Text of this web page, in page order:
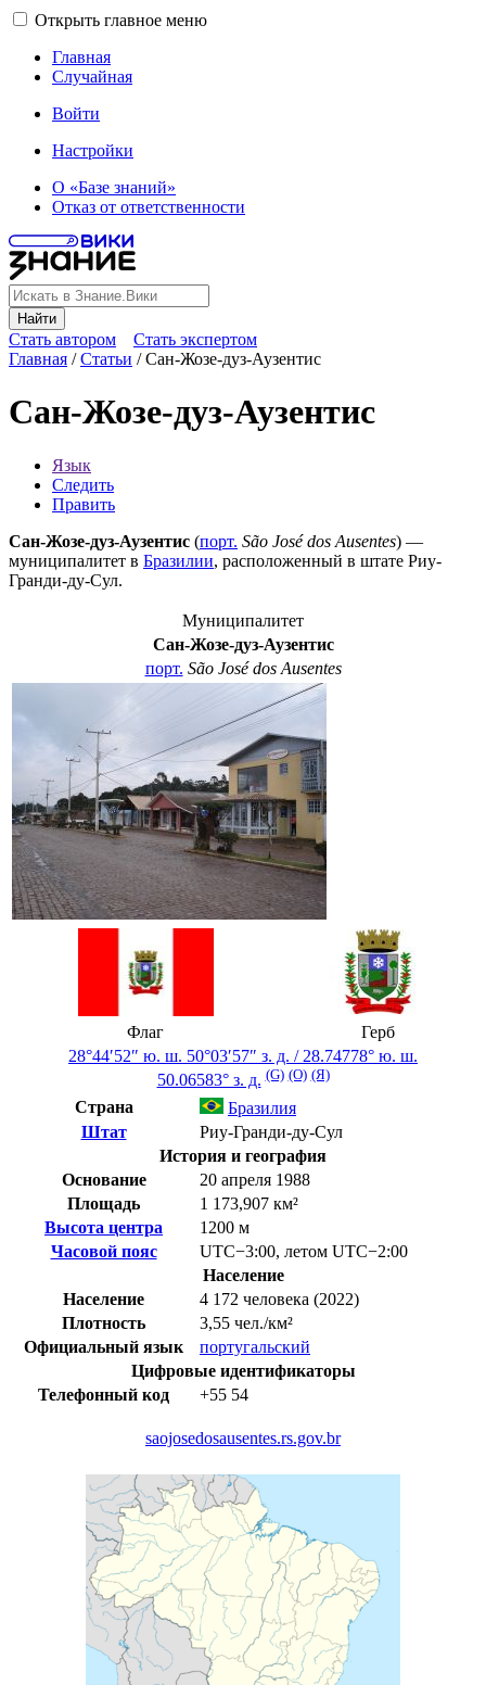
Открыть главное меню
Главная
Случайная
Войти
Настройки
О «Базе знаний»
Отказ от ответственности
Найти
Стать автором
Стать экспертом
Главная /Статьи /Сан-Жозе-дуз-Аузентис
Сан-Жозе-дуз-Аузентис
Язык
Следить
Править
Сан-Жозе-дуз-Аузентис (порт. São José dos Ausentes) —
муниципалитет в Бразилии, расположенный в штате Риу-
Гранди-ду-Сул.
Муниципалитет
Сан-Жозе-дуз-Аузентис
порт. São José dos Ausentes
Флаг
Герб
28°44′52″ ю. ш. 50°03′57″ з. д. / 28.74778° ю. ш.
50.06583° з. д. (G) (O) (Я)
Страна
Бразилия
Штат
Риу-Гранди-ду-Сул
История и география
Основание
20 апреля 1988
Площадь
1 173,907 км²
Высота центра
1200 м
Часовой пояс
UTC−3:00, летом UTC−2:00
Население
Население
4 172 человека (2022)
Плотность
3,55 чел./км²
Официальный язык
португальский
Цифровые идентификаторы
Телефонный код
+55 54
saojosedosausentes.rs.gov.br